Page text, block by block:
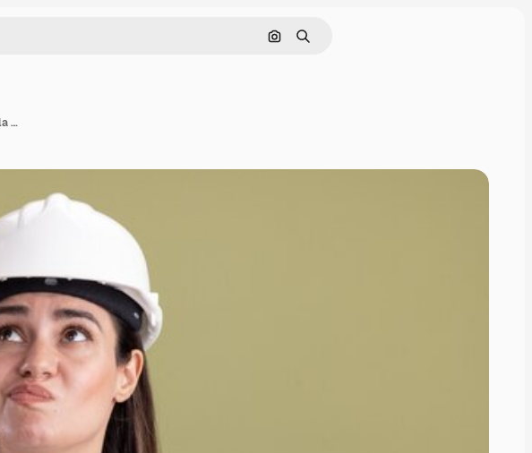
Cerca per immagine
Ricerca
Pensando guardando lato giovane donna costruttore in uniforme isolato sulla parete verde oliva